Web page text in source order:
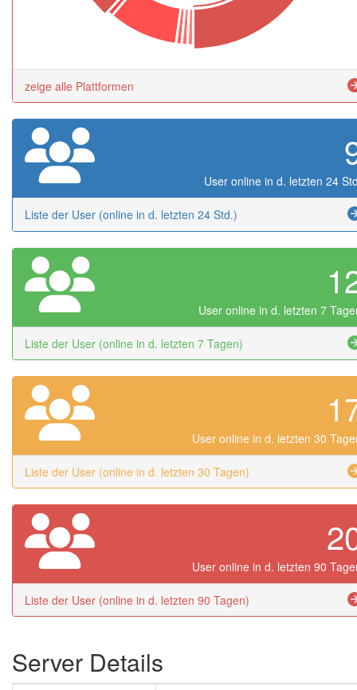
zeige alle Plattformen
User online in d. letzten 24
Liste der User (online in d. letzten 24 Std.)
User online in d. letzten 7
Liste der User (online in d. letzten 7 Tagen)
User online in d. letzten 30
Liste der User (online in d. letzten 30 Tagen)
User online in d. letzten 90
Liste der User (online in d. letzten 90 Tagen)
Server Details